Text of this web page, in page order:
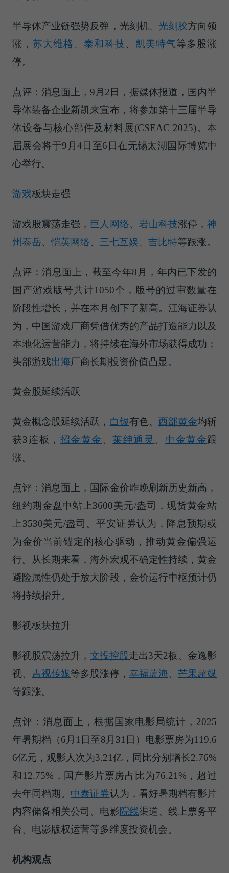
半导体产业链强势反弹，光刻机、 光刻胶方向领
涨，苏大维格、 泰和科技、 凯美特气等多股涨
停。
点评：消息面上，9月2日，据媒体报道，国内半
导体装备企业新凯来宣布，将参加第十三届半导
体设备与核心部件及材料展(CSEAC 2025)。本
届展会将于9月4日至6日在无锡太湖国际博览中
心举行。
游戏板块走强
游戏股震荡走强， 巨人网络、 岩山科技涨停，神
州泰岳、恺英网络、 三七互娱、 吉比特等跟涨。
点评：消息面上，截至今年8月，年内已下发的
国产游戏版号共计1050个，版号的过审数量在
阶段性增长，并在本月创下了新高。江海证券认
为，中国游戏厂商凭借优秀的产品打造能力以及
本地化运营能力，将持续在海外市场获得成功；
头部游戏出海厂商长期投资价值凸显。
黄金股延续活跃
黄金概念股延续活跃， 白银有色、 西部黄金均斩
获3连板， 招金黄金 、莱绅通灵 、 中金黄金跟
涨。
点评：消息面上，国际金价昨晚刷新历史新高，
纽约期金盘中站上3600美元/盎司，现货黄金站
上3530美元/盎司。平安证券认为，降息预期或
为金价当前锚定的核心驱动，推动黄金偏强运
行。从长期来看，海外宏观不确定性持续，黄金
避险属性仍处于放大阶段，金价运行中枢预计仍
将持续抬升。
影视板块拉升
影视股震荡拉升， 文投控股走出3天2板、金逸影
视、吉视传媒等多股涨停， 幸福蓝海、 芒果超媒
等跟涨。
点评：消息面上，根据国家电影局统计，2025
年暑期档（6月1日至8月31日）电影票房为119.6
6亿元，观影人次为3.21亿，同比分别增长2.76%
和12.75%，国产影片票房占比为76.21%，超过
去年同档期。 中泰证券认为，看好暑期档有影片
内容储备相关公司、电影院线渠道、线上票务平
台、电影版权运营等多维度投资机会。
机构观点